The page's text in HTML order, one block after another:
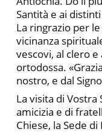
Santità e ai
La ringrazio per
vicinanza
vescovi, al clero
ortodossa.
nostro, e dal
La visita di
amicizia e di
Chiese, la Sede